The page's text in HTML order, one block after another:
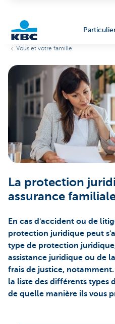
Vous et votre famille
La protection
assurance
En cas d'accident ou de
protection juridique peut
type de protection
assistance juridique ou de
frais de justice,
la liste des différents types
de quelle manière ils vous